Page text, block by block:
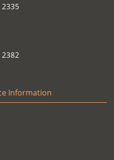
2335
2382
Information